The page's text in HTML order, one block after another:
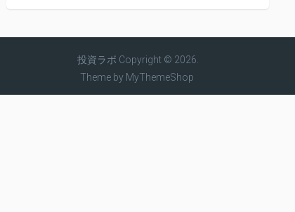
投資ラボ Copyright © 2026.
Theme by MyThemeShop